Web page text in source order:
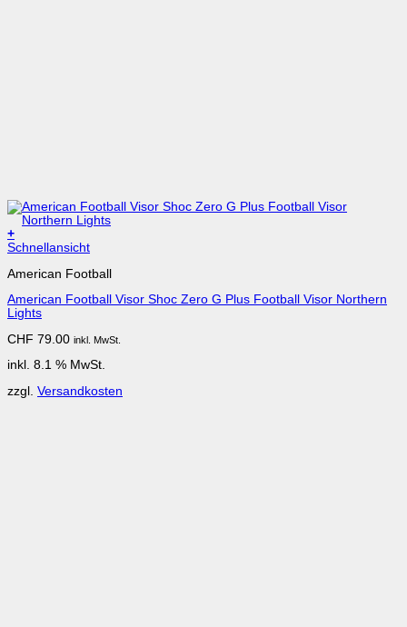
+
Schnellansicht
American Football
American Football Visor Shoc Zero G Plus Football Visor Northern
Lights
CHF 79.00 inkl. MwSt.
inkl. 8.1 % MwSt.
zzgl. Versandkosten